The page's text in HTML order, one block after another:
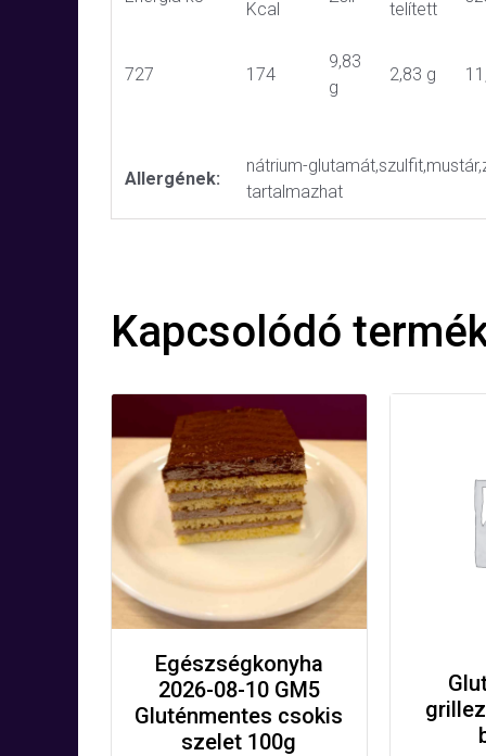
Kcal
telített
727 174
9,83
g
2,83 g
Allergének:
nátrium-
tartalmazhat
Kapcsolódó
Egészségkonyha
2026-08-10 GM5
Gluténmentes csokis
szelet 100g